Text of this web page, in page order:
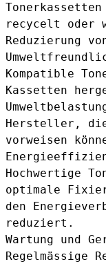
recycelt oder
Reduzierung
Kompatible
Kassetten
Hersteller,
vorweisen
Hochwertige
optimale
den
reduziert.
Wartung und
Regelmässige